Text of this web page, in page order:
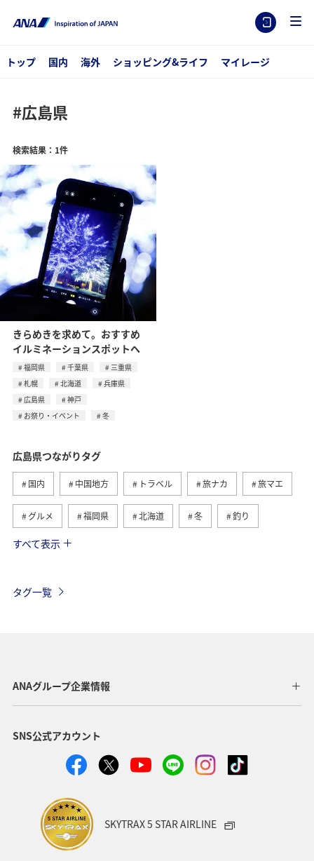
トップ 国内 海外 ショッピング&ライフ マイレージ
#広島県
検索結果：1件
きらめきを求めて。おすすめ
イルミネーションスポットへ
福岡県 千葉県
三重県
札幌
北海道
兵庫県
広島県
神戸
お祭り・イベント
冬
広島県つながりタグ
国内 中国地方 トラベル 旅ナカ 旅マエ
グルメ 福岡県 北海道 冬 釣り
ANA釣り倶楽部
世界遺産 春 トラウト 湖 夏
リゾート 岡山県
すべて表示
タグ一覧
ANAグループ企業情報
SNS公式アカウント
SKYTRAX 5 STAR AIRLINE